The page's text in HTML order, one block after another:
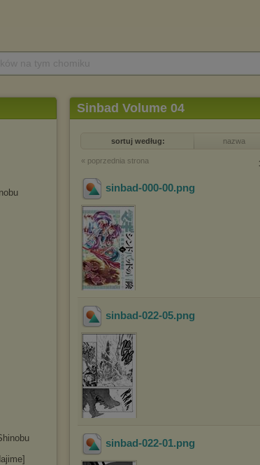
Sinbad Volume 04
sortuj według: nazwa
« poprzednia strona
sinbad-000-00.png
sinbad-022-05.png
sinbad-022-01.png